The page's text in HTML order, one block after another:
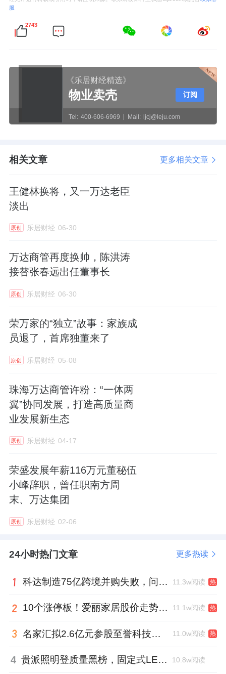
服
2743
《乐居财经精选》
物业卖壳
Tel: 400-606-6969 Mail: ljcj@leju.com
订阅
相关文章 更多相关文章
王健林换将，又一万达老臣
淡出
原创 乐居财经 06-30
万达商管再度换帅，陈洪涛
接替张春远出任董事长
原创 乐居财经 06-30
荣万家的“独立”故事：家族成
员退了，首席独董来了
原创 乐居财经 05-08
珠海万达商管许粉：“一体两
翼”协同发展，打造高质量商
业发展新生态
原创 乐居财经 04-17
荣盛发展年薪116万元董秘伍
小峰辞职，曾任职南方周
末、万达集团
原创 乐居财经 02-06
24小时热门文章 更多热读
科达制造75亿跨境并购失败，问题出在哪一关？ 11.3w阅读 热
10个涨停板！爱丽家居股价走势有点狂 11.1w阅读 热
名家汇拟2.6亿元参股至誉科技，跨界布局工业级固态存储 11.0w阅读 热
4 贵派照明登质量黑榜，固定式LED灯具抽检不合格 10.8w阅读